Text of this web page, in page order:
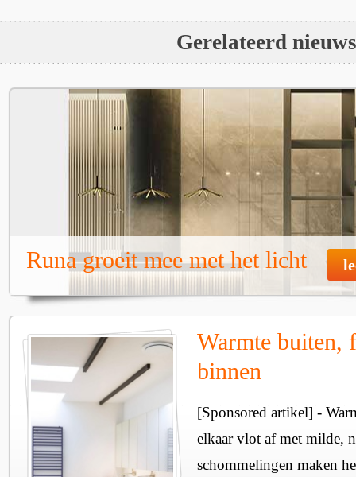
Gerelateerd nieuws
Runa groeit mee met het licht
Warmte buiten,
binnen
[Sponsored artikel] -
elkaar vlot af met milde,
schommelingen maken